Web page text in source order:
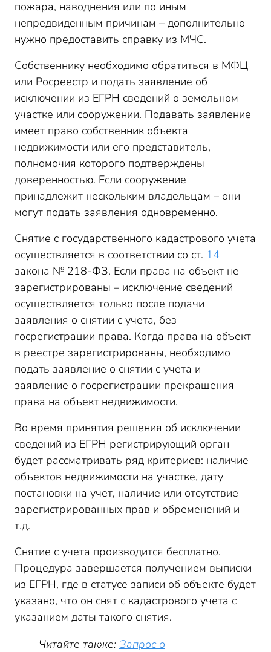
пожара, наводнения или по иным
непредвиденным причинам – дополнительно
нужно предоставить справку из МЧС.
Собственнику необходимо обратиться в МФЦ
или Росреестр и подать заявление об
исключении из ЕГРН сведений о земельном
участке или сооружении. Подавать заявление
имеет право собственник объекта
недвижимости или его представитель,
полномочия которого подтверждены
доверенностью. Если сооружение
принадлежит нескольким владельцам – они
могут подать заявления одновременно.
Снятие с государственного кадастрового учета
осуществляется в соответствии со ст. 14
закона № 218-ФЗ. Если права на объект не
зарегистрированы – исключение сведений
осуществляется только после подачи
заявления о снятии с учета, без
госрегистрации права. Когда права на объект
в реестре зарегистрированы, необходимо
подать заявление о снятии с учета и
заявление о госрегистрации прекращения
права на объект недвижимости.
Во время принятия решения об исключении
сведений из ЕГРН регистрирующий орган
будет рассматривать ряд критериев: наличие
объектов недвижимости на участке, дату
постановки на учет, наличие или отсутствие
зарегистрированных прав и обременений и
т.д.
Снятие с учета производится бесплатно.
Процедура завершается получением выписки
из ЕГРН, где в статусе записи об объекте будет
указано, что он снят с кадастрового учета с
указанием даты такого снятия.
Читайте также: Запрос о